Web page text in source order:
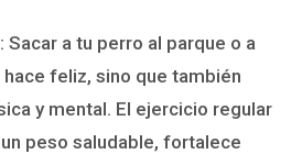
: Sacar a tu perro al parque o a
feliz, sino que también
y mental. El ejercicio regular
peso saludable, fortalece